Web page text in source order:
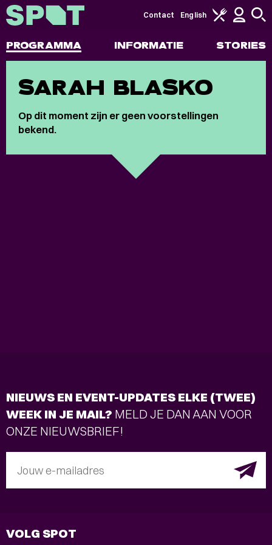
PROGRAMMA INFORMATIE STORIES
Contact English
SARAH BLASKO
Op dit moment zijn er geen voorstellingen
bekend.
NIEUWS EN EVENT-UPDATES ELKE (TWEE)
WEEK IN JE MAIL? MELD JE DAN AAN VOOR
ONZE NIEUWSBRIEF!
Jouw e-mailadres
VOLG SPOT